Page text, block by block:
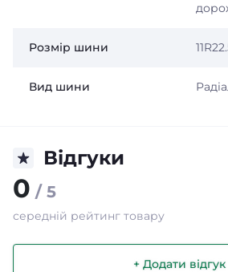
Розмір шини
Вид шини
Відгуки
0 / 5
середній рейтинг товару
+ Додати відгук